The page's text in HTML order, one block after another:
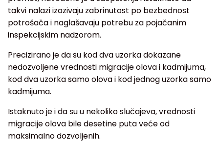
takvi nalazi izazivaju zabrinutost po bezbednost
potrošača i naglašavaju potrebu za pojačanim
inspekcijskim nadzorom.
Precizirano je da su kod dva uzorka dokazane
nedozvoljene vrednosti migracije olova i kadmijuma,
kod dva uzorka samo olova i kod jednog uzorka samo
kadmijuma.
Istaknuto je i da su u nekoliko slučajeva, vrednosti
migracije olova bile desetine puta veće od
maksimalno dozvoljenih.